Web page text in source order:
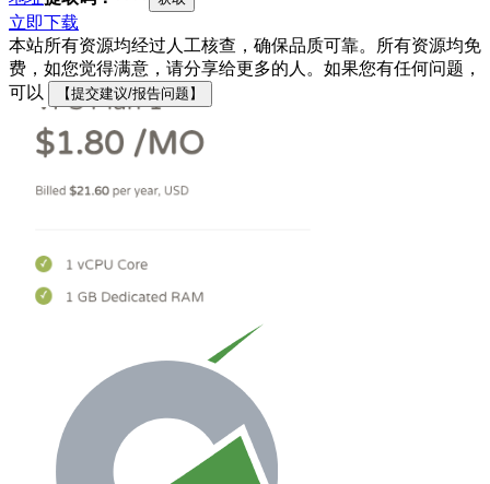
立即下载
本站所有资源均经过人工核查，确保品质可靠。所有资源均免
费，如您觉得满意，请分享给更多的人。如果您有任何问题，
可以
【提交建议/报告问题】